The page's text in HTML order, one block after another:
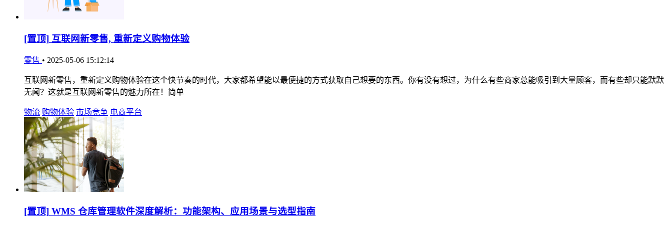
[置顶] 互联网新零售, 重新定义购物体验
零售 • 2025-05-06 15:12:14
互联网新零售，重新定义购物体验在这个快节奏的时代，大家都希望能以最便捷的方式获取自己想要的东西。你有没有想过，为什么有些商家总能吸引到大量顾客，而有些却只能默默
无闻？这就是互联网新零售的魅力所在！简单
物流 购物体验 市场竞争 电商平台
[置顶] WMS 仓库管理软件深度解析：功能架构、应用场景与选型指南